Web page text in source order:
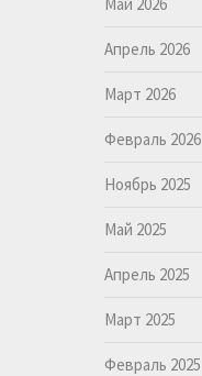
Апрель 2026
Март 2026
Февраль 2026
Ноябрь 2025
Май 2025
Апрель 2025
Март 2025
Февраль 2025